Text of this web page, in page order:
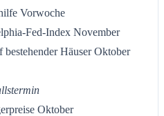
Vorwoche
Fed-Index November
Häuser Oktober
Oktober